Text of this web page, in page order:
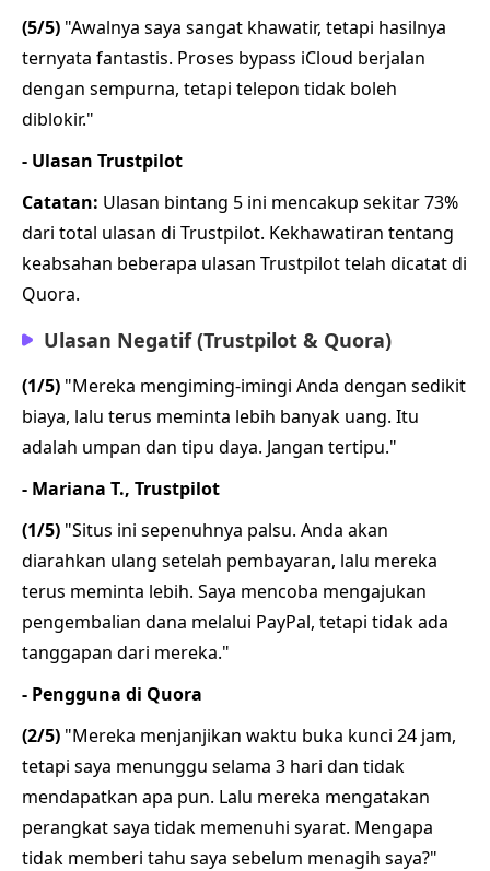
(5/5) "Awalnya saya sangat khawatir, tetapi hasilnya
ternyata fantastis. Proses bypass iCloud berjalan
dengan sempurna, tetapi telepon tidak boleh
diblokir."
- Ulasan Trustpilot
Catatan: Ulasan bintang 5 ini mencakup sekitar 73%
dari total ulasan di Trustpilot. Kekhawatiran tentang
keabsahan beberapa ulasan Trustpilot telah dicatat di
Quora.
Ulasan Negatif (Trustpilot & Quora)
(1/5) "Mereka mengiming-imingi Anda dengan sedikit
biaya, lalu terus meminta lebih banyak uang. Itu
adalah umpan dan tipu daya. Jangan tertipu."
- Mariana T., Trustpilot
(1/5) "Situs ini sepenuhnya palsu. Anda akan
diarahkan ulang setelah pembayaran, lalu mereka
terus meminta lebih. Saya mencoba mengajukan
pengembalian dana melalui PayPal, tetapi tidak ada
tanggapan dari mereka."
- Pengguna di Quora
(2/5) "Mereka menjanjikan waktu buka kunci 24 jam,
tetapi saya menunggu selama 3 hari dan tidak
mendapatkan apa pun. Lalu mereka mengatakan
perangkat saya tidak memenuhi syarat. Mengapa
tidak memberi tahu saya sebelum menagih saya?"